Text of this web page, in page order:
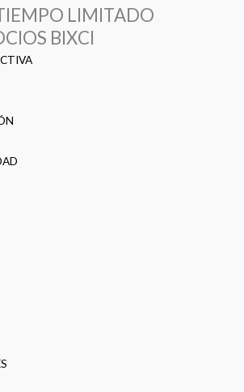
LIMITADO
BIXCI